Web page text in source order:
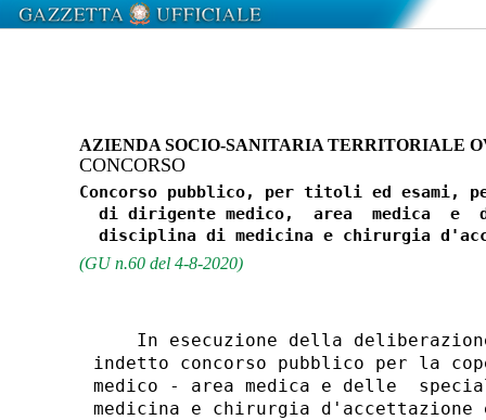
AZIENDA SOCIO-SANITARIA TERRITORIALE
CONCORSO
Concorso pubblico, per titoli ed esami,
di dirigente medico,  area  medica  e
(GU n.60 del 4-8-2020)
In esecuzione della
indetto concorso pubblico per la
medico - area medica e delle
medicina e chirurgia